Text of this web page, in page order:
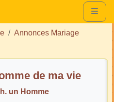
Annonces Mariage
de ma vie
un Homme